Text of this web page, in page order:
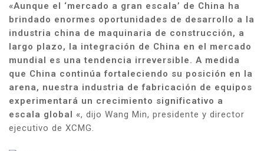
«Aunque el ‘mercado a gran escala’ de China ha
brindado enormes oportunidades de desarrollo a la
industria china de maquinaria de construcción, a
largo plazo, la integración de China en el mercado
mundial es una tendencia irreversible. A medida
que China continúa fortaleciendo su posición en la
arena, nuestra industria de fabricación de equipos
experimentará un crecimiento significativo a
escala global «, dijo Wang Min, presidente y director
ejecutivo de XCMG.